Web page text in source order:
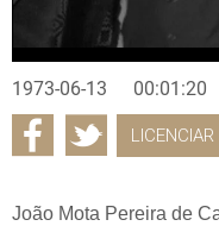
1973-06-13 00:01:20
João Mota Pereira de